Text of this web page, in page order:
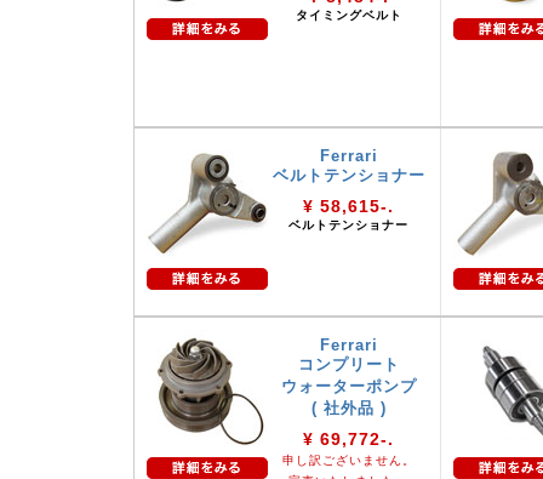
タイミングベルト
Ferrari
ベルトテンショナー
¥ 58,615-.
ベルトテンショナー
Ferrari
コンプリート
ウォーターポンプ
( 社外品 )
¥ 69,772-.
申し訳ございません。